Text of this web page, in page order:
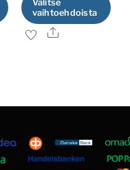
Valitse
vaihtoehdoista
Tällä
muunnelma.
tehdä
valinnat
Ale